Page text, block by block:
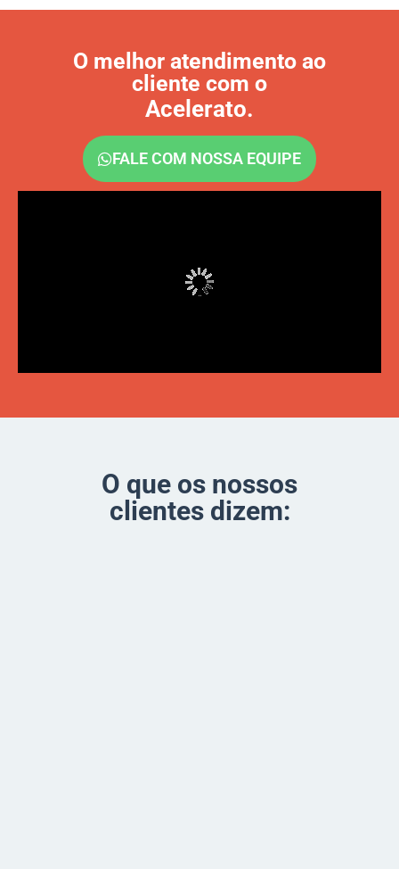
O melhor atendimento ao
cliente com o
Acelerato.
FALE COM NOSSA EQUIPE
O que os nossos
clientes dizem: